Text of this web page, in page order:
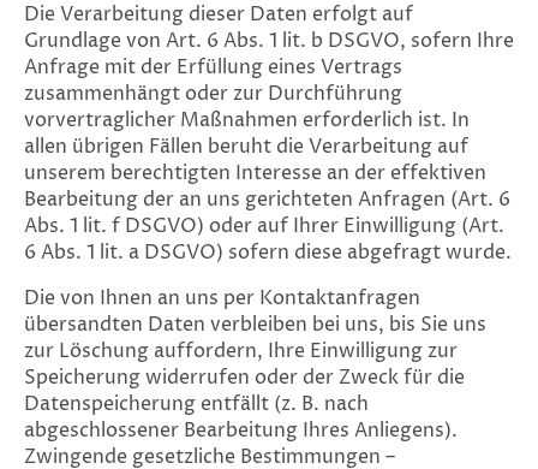
Die Verarbeitung dieser Daten erfolgt auf
Grundlage von Art. 6 Abs. 1 lit. b DSGVO, sofern Ihre
Anfrage mit der Erfüllung eines Vertrags
zusammenhängt oder zur Durchführung
vorvertraglicher Maßnahmen erforderlich ist. In
allen übrigen Fällen beruht die Verarbeitung auf
unserem berechtigten Interesse an der effektiven
Bearbeitung der an uns gerichteten Anfragen (Art. 6
Abs. 1 lit. f DSGVO) oder auf Ihrer Einwilligung (Art.
6 Abs. 1 lit. a DSGVO) sofern diese abgefragt wurde.
Die von Ihnen an uns per Kontaktanfragen
übersandten Daten verbleiben bei uns, bis Sie uns
zur Löschung auffordern, Ihre Einwilligung zur
Speicherung widerrufen oder der Zweck für die
Datenspeicherung entfällt (z. B. nach
abgeschlossener Bearbeitung Ihres Anliegens).
Zwingende gesetzliche Bestimmungen –